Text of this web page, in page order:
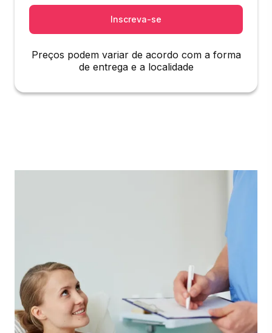
Inscreva-se
Preços podem variar de acordo com a forma
de entrega e a localidade